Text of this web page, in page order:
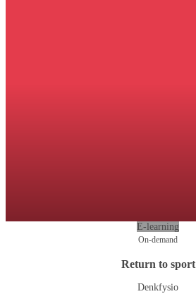
E-learning
On-demand
Return to sport
Denkfysio